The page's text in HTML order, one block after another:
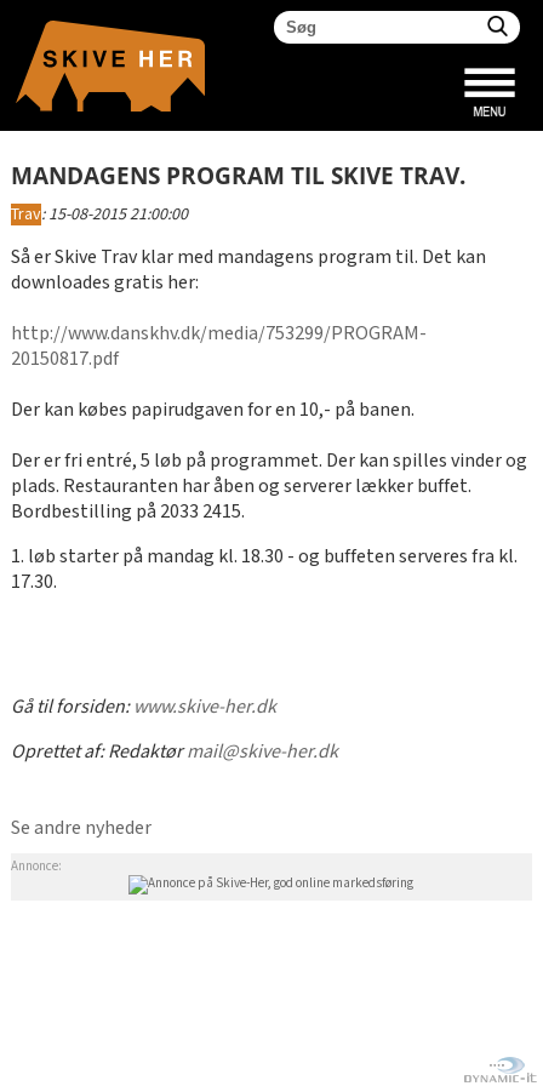
MANDAGENS PROGRAM TIL SKIVE TRAV.
Trav:15-08-2015 21:00:00
Så er Skive Trav klar med mandagens program til. Det kan
downloades gratis her:
http://www.danskhv.dk/media/753299/PROGRAM-
20150817.pdf
Der kan købes papirudgaven for en 10,- på banen.
Der er fri entré, 5 løb på programmet. Der kan spilles vinder og
plads. Restauranten har åben og serverer lækker buffet.
Bordbestilling på 2033 2415.
1. løb starter på mandag kl. 18.30 - og buffeten serveres fra kl.
17.30.
Gå til forsiden:www.skive-her.dk
Oprettet af:Redaktørmail@skive-her.dk
Se andre nyheder
Annonce: